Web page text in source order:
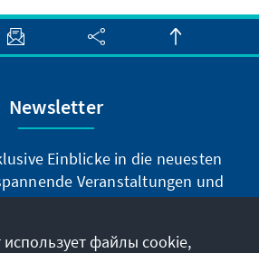
Newsletter
Einblicke in die neuesten
Veranstaltungen und
von unserer Vorsitzenden
und bleiben Sie immer
использует файлы cookie,